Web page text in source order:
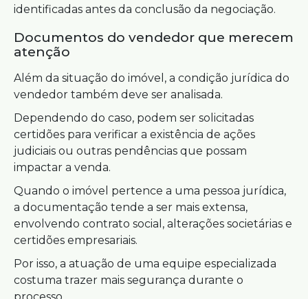
identificadas antes da conclusão da negociação.
Documentos do vendedor que merecem
atenção
Além da situação do imóvel, a condição jurídica do
vendedor também deve ser analisada.
Dependendo do caso, podem ser solicitadas
certidões para verificar a existência de ações
judiciais ou outras pendências que possam
impactar a venda.
Quando o imóvel pertence a uma pessoa jurídica,
a documentação tende a ser mais extensa,
envolvendo contrato social, alterações societárias e
certidões empresariais.
Por isso, a atuação de uma equipe especializada
costuma trazer mais segurança durante o